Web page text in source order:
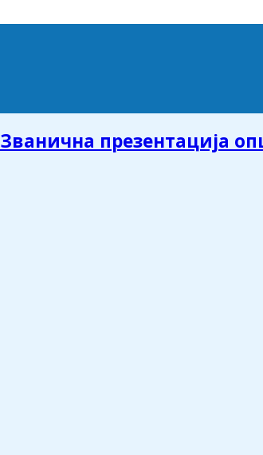
Званична презентација